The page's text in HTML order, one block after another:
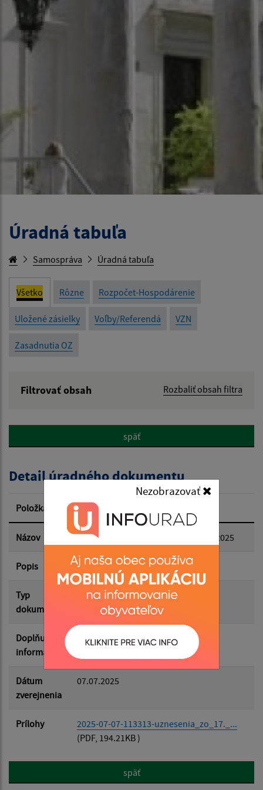
Nezobrazovať
Úradná tabuľa
Samospráva Úradná tabuľa
Všetko Rôzne Rozpočet-Hospodárenie
Uložené zásielky Voľby/Referendá VZN
Zasadnutia OZ
Filtrovať obsah Rozbaliť obsah filtra
Popis:
Dátum zverejnenia od:
Dátum zverejnenia do:
Filtrovať Reset
späť
Detail úradného dokumentu
Položka Informácia
Názov Uznesenia zo 17.zasadnutia OZ 4.7.2025
Popis
Typ
dokumentu
Zasadnutia OZ
Doplňujúce
informácie
Dátum
zverejnenia
07.07.2025
Prílohy
2025-07-07-113313-uznesenia_zo_17._...
(PDF, 194.21KB )
späť